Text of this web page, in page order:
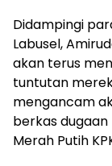
Didampingi
Labusel,
akan terus
tuntutan
mengancam
berkas dugaan
Merah Putih